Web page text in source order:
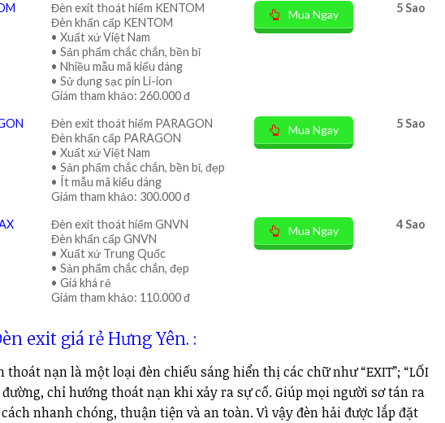
Đèn exit thoát hiểm KENTOM
Đèn khẩn cấp KENTOM
• Xuất xứ Việt Nam
• Sản phẩm chắc chắn, bền bỉ
• Nhiều mẫu mã kiểu dáng
• Sử dụng sạc pin Li-ion
Giám tham khảo: 260.000 đ
Mua Ngay 5 Sao
Đèn exit thoát hiểm PARAGON
Đèn khẩn cấp PARAGON
• Xuất xứ Việt Nam
• Sản phẩm chắc chắn, bền bỉ, đẹp
• Ít mẫu mã kiểu dáng
Giám tham khảo: 300.000 đ
Mua Ngay 5 Sao
Đèn exit thoát hiểm GNVN
Đèn khẩn cấp GNVN
• Xuất xứ Trung Quốc
• Sản phẩm chắc chắn, đẹp
• Giá khá rẻ
Giám tham khảo: 110.000 đ
Mua Ngay 4 Sao
exit giá rẻ Hưng Yên. :
nạn là một loại đèn chiếu sáng hiển thị các chữ như “EXIT”; “LỐI
đường, chỉ hướng thoát nạn khi xảy ra sự cố. Giúp mọi người sơ tán ra
nhanh chóng, thuận tiện và an toàn. Vì vậy đèn hải được lắp đặt